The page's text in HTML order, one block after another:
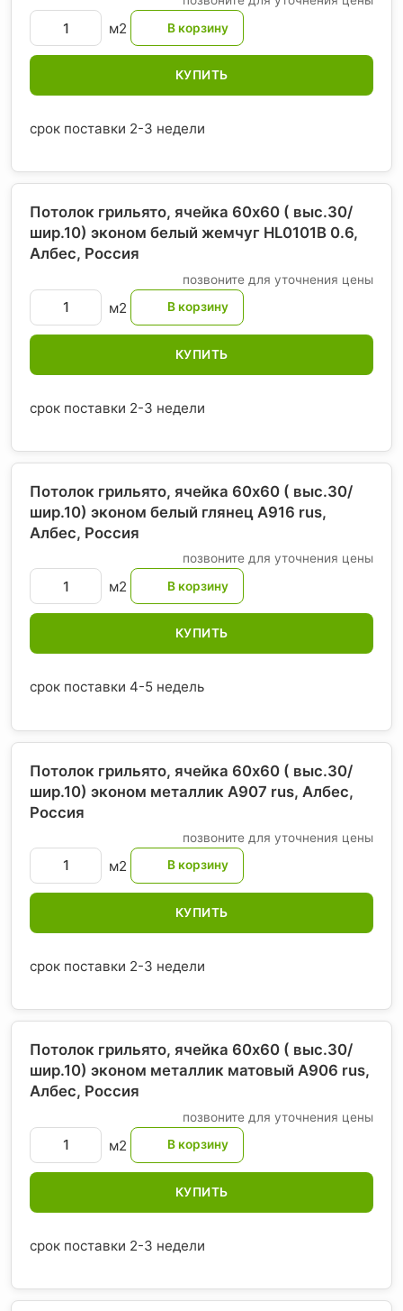
м2
КУПИТЬ
срок поставки 2-3 недели
Потолок грильято, ячейка 60х60 ( выс.30/
шир.10) эконом белый жемчуг HL0101B 0.6,
Албес, Россия
позвоните для уточнения цены
м2
КУПИТЬ
срок поставки 2-3 недели
Потолок грильято, ячейка 60х60 ( выс.30/
шир.10) эконом белый глянец А916 rus,
Албес, Россия
позвоните для уточнения цены
м2
КУПИТЬ
срок поставки 4-5 недель
Потолок грильято, ячейка 60х60 ( выс.30/
шир.10) эконом металлик А907 rus, Албес,
Россия
позвоните для уточнения цены
м2
КУПИТЬ
срок поставки 2-3 недели
Потолок грильято, ячейка 60х60 ( выс.30/
шир.10) эконом металлик матовый А906 rus,
Албес, Россия
позвоните для уточнения цены
м2
КУПИТЬ
срок поставки 2-3 недели